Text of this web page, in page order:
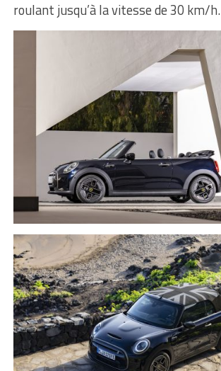
roulant jusqu’à la vitesse de 30 km/h.